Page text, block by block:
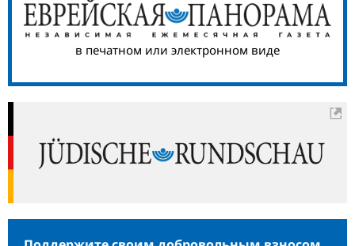
в печатном или электронном виде